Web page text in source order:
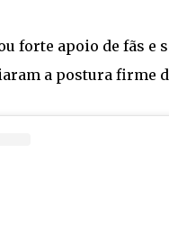
forte apoio de fãs
a postura firme